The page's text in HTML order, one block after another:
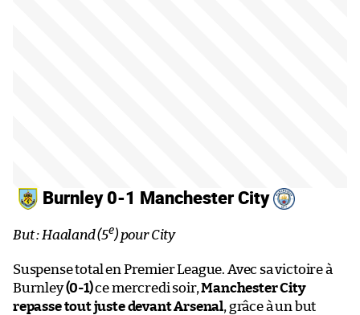
Burnley 0-1 Manchester City
But : Haaland (5e) pour City
Suspense total en Premier League. Avec sa victoire à
Burnley(0-1)ce mercredi soir,Manchester City
repasse tout juste devant Arsenal, grâce à un but